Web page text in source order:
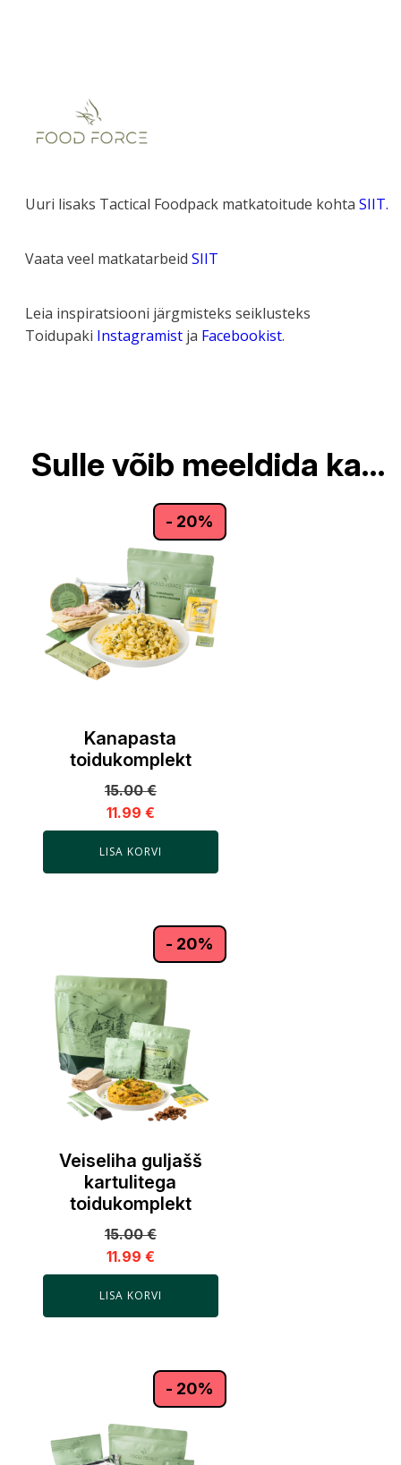
Uuri lisaks Tactical Foodpack matkatoitude kohta SIIT.
Vaata veel matkatarbeid SIIT
Leia inspiratsiooni järgmisteks seiklusteks
Toidupaki Instagramist ja Facebookist.
Sulle võib meeldida ka…
- 20%
Kanapasta
toidukomplekt
15.00€
11.99 €
LISA KORVI
- 20%
Veiseliha guljašš
kartulitega
toidukomplekt
15.00€
11.99 €
LISA KORVI
- 20%